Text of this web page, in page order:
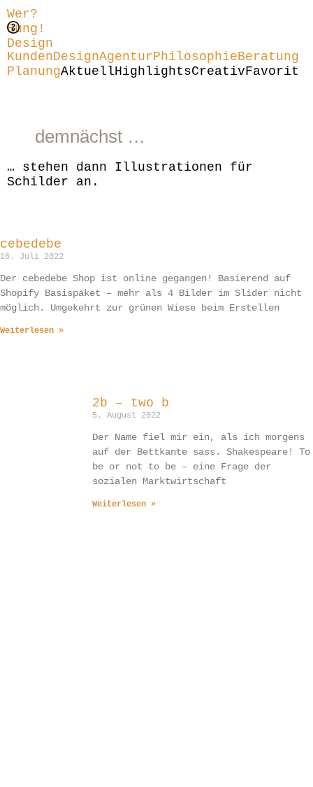
Wer?
Bung!
Design
KundenDesignAgenturPhilosophieBeratung
PlanungAktuellHighlightsCreativFavorit
demnächst …
… stehen dann Illustrationen für
Schilder an.
cebedebe
16. Juli 2022
Der cebedebe Shop ist online gegangen! Basierend auf
Shopify Basispaket – mehr als 4 Bilder im Slider nicht
möglich. Umgekehrt zur grünen Wiese beim Erstellen
Weiterlesen »
2b – two b
5. August 2022
Der Name fiel mir ein, als ich morgens
auf der Bettkante sass. Shakespeare! To
be or not to be – eine Frage der
sozialen Marktwirtschaft
Weiterlesen »